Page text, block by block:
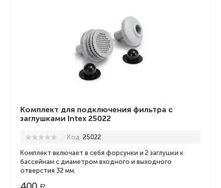
Комплект для подключения фильтра с
заглушками Intex 25022
Код: 25022
Комплект включает в себя форсунки и 2 заглушки к
бассейнам с диаметром входного и выходного
отверстия 32 мм.